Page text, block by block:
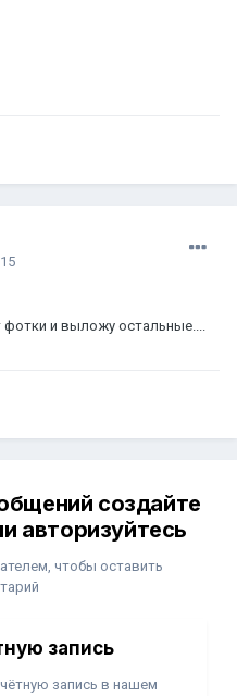
и выложу остальные....
создайте
авторизуйтесь
чтобы оставить
запись
запись в нашем